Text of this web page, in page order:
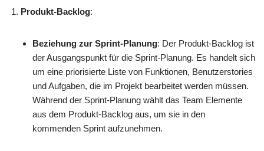
Produkt-Backlog:
Beziehung zur Sprint-Planung: Der Produkt-Backlog ist
der Ausgangspunkt für die Sprint-Planung. Es handelt sich
um eine priorisierte Liste von Funktionen, Benutzerstories
und Aufgaben, die im Projekt bearbeitet werden müssen.
Während der Sprint-Planung wählt das Team Elemente
aus dem Produkt-Backlog aus, um sie in den
kommenden Sprint aufzunehmen.